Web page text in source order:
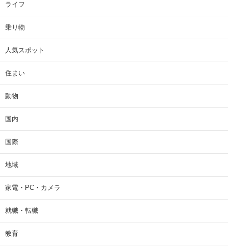
ライフ
乗り物
人気スポット
住まい
動物
国内
国際
地域
家電・PC・カメラ
就職・転職
教育